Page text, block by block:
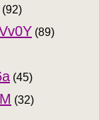
(92)
(89)
(45)
(32)